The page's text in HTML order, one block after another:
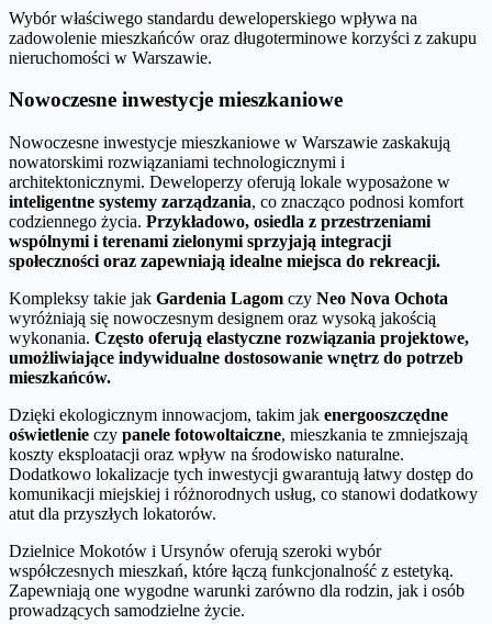
Wybór właściwego standardu deweloperskiego wpływa na
zadowolenie mieszkańców oraz długoterminowe korzyści z zakupu
nieruchomości w Warszawie.
Nowoczesne inwestycje mieszkaniowe
Nowoczesne inwestycje mieszkaniowe w Warszawie zaskakują
nowatorskimi rozwiązaniami technologicznymi i
architektonicznymi. Deweloperzy oferują lokale wyposażone w
inteligentne systemy zarządzania, co znacząco podnosi komfort
codziennego życia. Przykładowo, osiedla z przestrzeniami
wspólnymi i terenami zielonymi sprzyjają integracji
społeczności oraz zapewniają idealne miejsca do rekreacji.
Kompleksy takie jak Gardenia Lagom czy Neo Nova Ochota
wyróżniają się nowoczesnym designem oraz wysoką jakością
wykonania. Często oferują elastyczne rozwiązania projektowe,
umożliwiające indywidualne dostosowanie wnętrz do potrzeb
mieszkańców.
Dzięki ekologicznym innowacjom, takim jak energooszczędne
oświetlenie czy panele fotowoltaiczne, mieszkania te zmniejszają
koszty eksploatacji oraz wpływ na środowisko naturalne.
Dodatkowo lokalizacje tych inwestycji gwarantują łatwy dostęp do
komunikacji miejskiej i różnorodnych usług, co stanowi dodatkowy
atut dla przyszłych lokatorów.
Dzielnice Mokotów i Ursynów oferują szeroki wybór
współczesnych mieszkań, które łączą funkcjonalność z estetyką.
Zapewniają one wygodne warunki zarówno dla rodzin, jak i osób
prowadzących samodzielne życie.